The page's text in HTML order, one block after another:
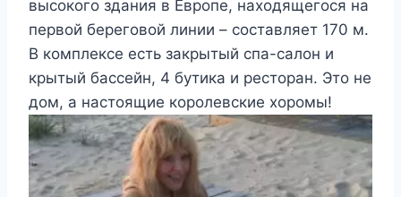
высокого здания в Европе, находящегося на
первой береговой линии – составляет 170 м.
В комплексе есть закрытый спа-салон и
крытый бассейн, 4 бутика и ресторан. Это не
дом, а настоящие королевские хоромы!